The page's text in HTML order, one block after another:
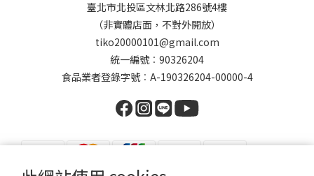
臺北市北投區文林北路286號4樓
（非實體店面，不對外開放）
tiko20000101@gmail.com
統一編號︰90326204
食品業者登錄字號︰A-190326204-00000-4